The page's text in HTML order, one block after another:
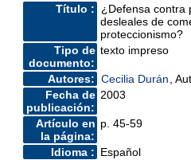
Título :
¿Defensa contra
desleales de
proteccionismo?
Tipo de
documento:
texto impreso
Autores: Cecilia Durán ,
Fecha de
publicación:
2003
Artículo en
la página:
p. 45-59
Idioma : Español